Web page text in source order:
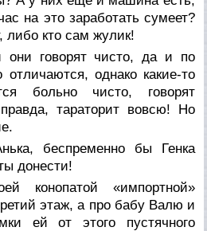
на это заработать сумеет?
либо кто сам жулик!
они говорят чисто, да и по
однако какие-то
больно чисто, говорят
тараторит вовсю! Но
беспременно бы Генка
донести!
конопатой «импортной»
этаж, а про бабу Валю и
ей от этого пустячного